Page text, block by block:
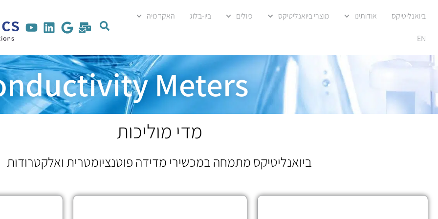
ביואנליטיקס אודותינו מוצרי ביואנליטיקס כיולים ביו-בלוג האקדמיה
EN
Meters
מדי מוליכות
ביואנליטיקס מתמחה במכשירי מדידה פוטנציומטרית ואלקטרודות